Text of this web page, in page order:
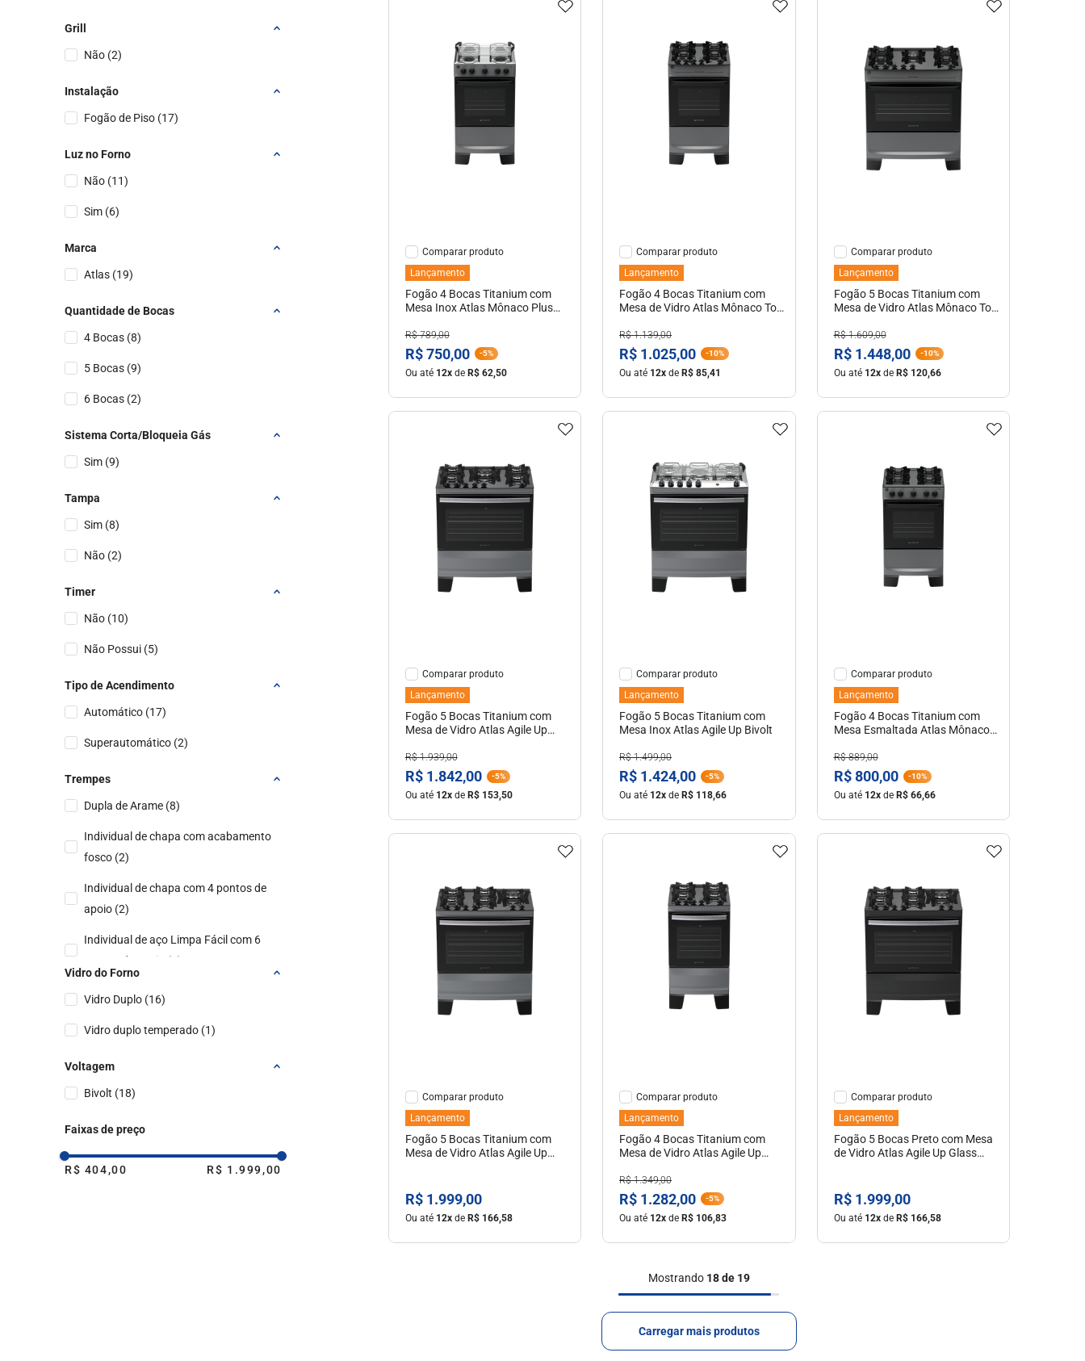
Grill
Não (2)
Instalação
Fogão de Piso (17)
Luz no Forno
Não (11)
Sim (6)
Marca
Atlas (19)
Quantidade de Bocas
4 Bocas (8)
5 Bocas (9)
6 Bocas (2)
Sistema Corta/Bloqueia Gás
Sim (9)
Tampa
Sim (8)
Não (2)
Timer
Não (10)
Não Possui (5)
Tipo de Acendimento
Automático (17)
Superautomático (2)
Trempes
Dupla de Arame (8)
Individual de chapa com acabamento
fosco (2)
Individual de chapa com 4 pontos de
apoio (2)
Individual de aço Limpa Fácil com 6
pontos de apoio
( )
Individual de Aço com Acabamento
Limpa Fácil
Vidro do Forno
Vidro Duplo (16)
Vidro duplo temperado (1)
Voltagem
Bivolt (18)
Faixas de preço
R$ 404,00 R$ 1.999,00
Comparar
Lançamento
Fogão 4 Bocas Titanium com
Mesa Inox Atlas Mônaco Plus
R$ 789,00
R$ 750,00 -5%
Ou até 12xde R$ 62, 50
Comparar
Lançamento
Fogão 4 Bocas Titanium com
Mesa de Vidro Atlas Mônaco Top
R$ 1.139,00
R$ 1.025,00 -10%
Ou até 12x deR$ 85 ,41
Comparar
Lançamento
Fogão 5 Bocas Titanium com
Mesa de Vidro Atlas Mônaco Top
R$ 1.609,00
R$ 1.448,00 -10%
Ou até 12xde R$ 120, 66
Comparar
Lançamento
Fogão 5 Bocas Titanium com
Mesa de Vidro Atlas Agile Up
R$ 1.939,00
R$ 1.842,00 -5%
Ou até 12xde R$ 153,50
Comparar
Lançamento
Fogão 5 Bocas Titanium com
Mesa Inox Atlas Agile Up Bivolt
R$ 1.499,00
R$ 1.424,00 -5%
Ou até 12x de R$ 118,66
Comparar
Lançamento
Fogão 4 Bocas Titanium com
Mesa Esmaltada Atlas Mônaco
R$ 889,00
R$ 800,00 -10%
Ou até 12xde R$ 66,66
Comparar
Lançamento
Fogão 5 Bocas Titanium com
Mesa de Vidro Atlas Agile Up
R$ 1.999,00
Ou até 12xde R$ 166, 58
Comparar
Lançamento
Fogão 4 Bocas Titanium com
Mesa de Vidro Atlas Agile Up
R$ 1.349,00
R$ 1.282,00 -5%
Ou até 12x deR$ 106 ,83
Comparar
Lançamento
Fogão 5 Bocas Preto com Mesa
de Vidro Atlas Agile Up Glass
R$ 1.999,00
Ou até 12xde R$ 166, 58
Mostrando 18 de 19